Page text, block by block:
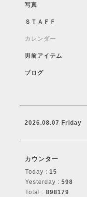
写真
ＳＴＡＦＦ
カレンダー
男前アイテム
ブログ
2026.08.07 Friday
カウンター
Today : 15
Yesterday : 598
Total : 898179